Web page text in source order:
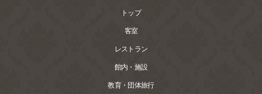
トップ
客室
レストラン
館内・施設
教育・団体旅行